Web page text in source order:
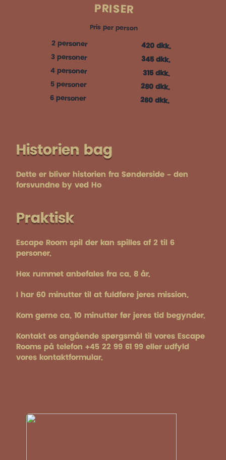
PRISER
Pris per person
2 personer 420 dkk.
3 personer 345 dkk.
4 personer 315 dkk.
5 personer 280 dkk.
6 personer 260 dkk.
Historien bag
Dette er bliver historien fra Sønderside - den
forsvundne by ved Ho
Praktisk
Escape Room spil der kan spilles af 2 til 6
personer.
Hex rummet anbefales fra ca. 8 år.
I har 60 minutter til at fuldføre jeres mission.
Kom gerne ca. 10 minutter før jeres tid begynder.
Kontakt os angående spørgsmål til vores Escape
Rooms på telefon +45 22 99 61 99 eller udfyld
vores kontaktformular.